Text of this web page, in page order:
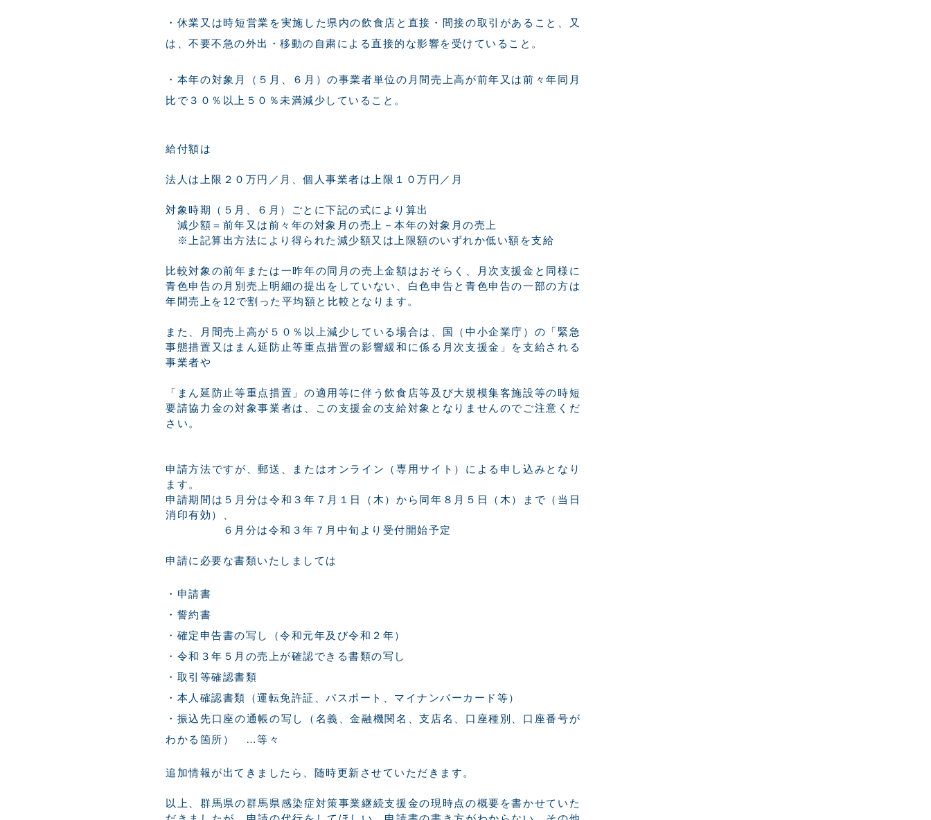
休業又は時短営業を実施した県内の飲食店と直接・間接の取引があること、又
は、不要不急の外出・移動の自粛による直接的な影響を受けていること。
本年の対象月（５月、６月）の事業者単位の月間売上高が前年又は前々年同月
比で３０％以上５０％未満減少していること。
給付額は
法人は上限２０万円／月、個人事業者は上限１０万円／月
対象時期（５月、６月）ごとに下記の式により算出
減少額＝前年又は前々年の対象月の売上－本年の対象月の売上
※上記算出方法により得られた減少額又は上限額のいずれか低い額を支給
比較対象の前年または一昨年の同月の売上金額はおそらく、月次支援金と同様に
青色申告の月別売上明細の提出をしていない、白色申告と青色申告の一部の方は
年間売上を12で割った平均額と比較となります。
また、月間売上高が５０％以上減少している場合は、国（中小企業庁）の「緊急
事態措置又はまん延防止等重点措置の影響緩和に係る月次支援金」を支給される
事業者や
「まん延防止等重点措置」の適用等に伴う飲食店等及び大規模集客施設等の時短
要請協力金の対象事業者は、この支援金の支給対象となりませんのでご注意くだ
さい。
申請方法ですが、郵送、またはオンライン（専用サイト）による申し込みとなり
ます。
申請期間は５月分は令和３年７月１日（木）から同年８月５日（木）まで（当日
消印有効）、
６月分は令和３年７月中旬より受付開始予定
申請に必要な書類いたしましては
申請書
誓約書
確定申告書の写し（令和元年及び令和２年）
令和３年５月の売上が確認できる書類の写し
取引等確認書類
本人確認書類（運転免許証、パスポート、マイナンバーカード等）
振込先口座の通帳の写し（名義、金融機関名、支店名、口座種別、口座番号が
わかる箇所） …等々
追加情報が出てきましたら、随時更新させていただきます。
以上、群馬県の群馬県感染症対策事業継続支援金の現時点の概要を書かせていた